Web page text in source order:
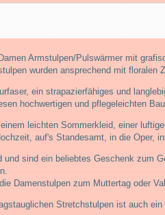
Armstulpen/Pulswärmer mit
wurden ansprechend mit floralen
ein strapazierfähiges und
hochwertigen und pflegeleichten
leichten Sommerkleid, einer
auf's Standesamt, in die Oper,
und sind ein beliebtes Geschenk zum
Damenstulpen zum Muttertag oder
Stretchstulpen ist auch